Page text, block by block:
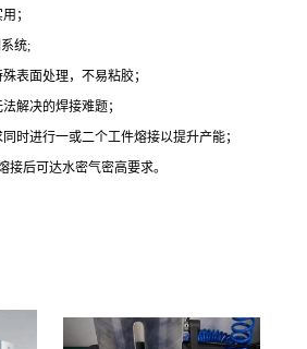
；
统;
表面处理，不易粘胶；
解决的焊接难题；
时进行一或二个工件熔接以提升产能；
后可达水密气密高要求。